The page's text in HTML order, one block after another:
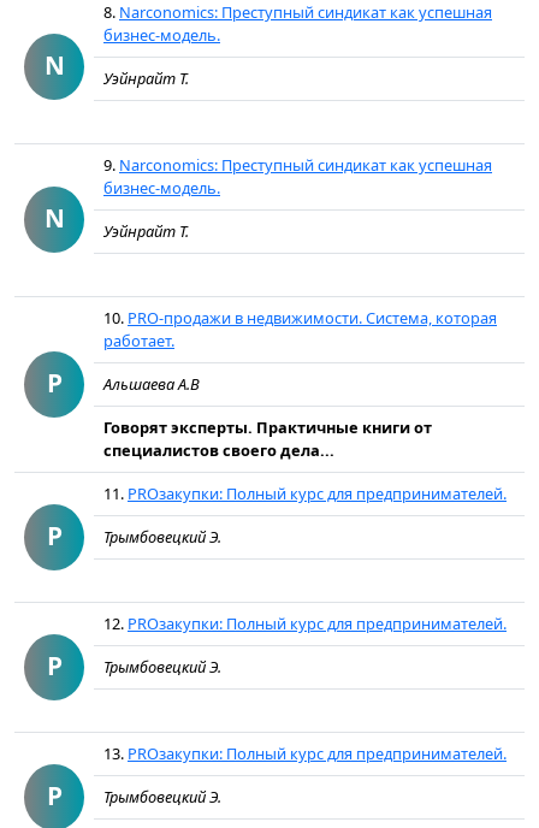
N
8. Narconomics: Преступный синдикат как успешная
бизнес-модель.
Уэйнрайт Т.
N
9. Narconomics: Преступный синдикат как успешная
бизнес-модель.
Уэйнрайт Т.
P
10. PRO-продажи в недвижимости. Система, которая
работает.
Альшаева А.В
Говорят эксперты. Практичные книги от
специалистов своего дела...
P
11. PROзакупки: Полный курс для предпринимателей.
Трымбовецкий Э.
P
12. PROзакупки: Полный курс для предпринимателей.
Трымбовецкий Э.
P
13. PROзакупки: Полный курс для предпринимателей.
Трымбовецкий Э.